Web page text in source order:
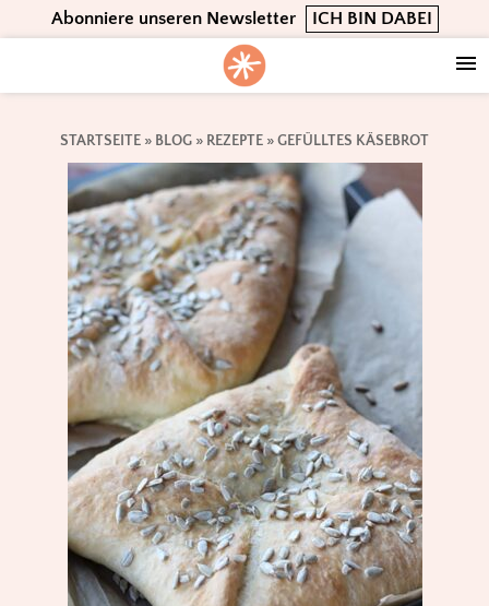
to
navigation
to
content
to
Abonniere unseren Newsletter ICH BIN DABEI
STARTSEITE » BLOG » REZEPTE »GEFÜLLTES KÄSEBROT